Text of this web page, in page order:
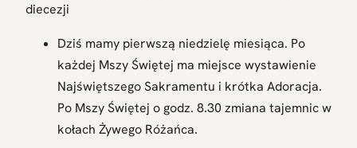
diecezji
Dziś mamy pierwszą niedzielę miesiąca. Po
każdej Mszy Świętej ma miejsce wystawienie
Najświętszego Sakramentu i krótka Adoracja.
Po Mszy Świętej o godz. 8.30 zmiana tajemnic w
kołach Żywego Różańca.